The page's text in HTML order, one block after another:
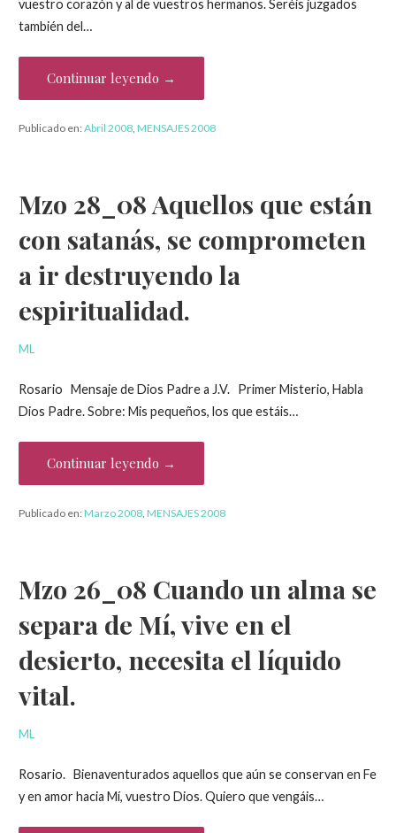
vuestro corazón y al de vuestros hermanos. Seréis juzgados
también del…
Continuar leyendo →
Publicado en:Abril 2008, MENSAJES 2008
Mzo 28_08 Aquellos que están
con satanás, se comprometen
a ir destruyendo la
espiritualidad.
ML
Rosario Mensaje de Dios Padre a J.V. Primer Misterio, Habla
Dios Padre. Sobre: Mis pequeños, los que estáis…
Continuar leyendo →
Publicado en:Marzo 2008, MENSAJES 2008
Mzo 26_08 Cuando un alma se
separa de Mí, vive en el
desierto, necesita el líquido
vital.
ML
Rosario. Bienaventurados aquellos que aún se conservan en Fe
y en amor hacia Mí, vuestro Dios. Quiero que vengáis…